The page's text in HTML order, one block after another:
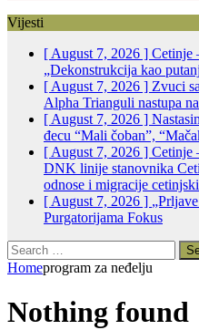
Vijesti
[ August 7, 2026 ] Cetinje
„Dekonstrukcija kao
[ August 7, 2026 ] Zvuci
Alpha Trianguli nastupa
[ August 7, 2026 ]
đecu “Mali čoban”,
[ August 7, 2026 ] Cetinje
DNK linije stanovnika
odnose i migracije
[ August 7, 2026 ]
Purgatorijama Fokus
Search
for:
Homeprogram za neđelju
Nothing found